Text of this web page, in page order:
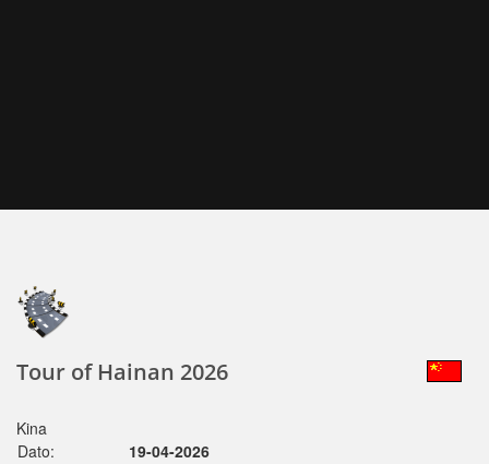
Tour of Hainan 2026
Kina
Dato:
19-04-2026